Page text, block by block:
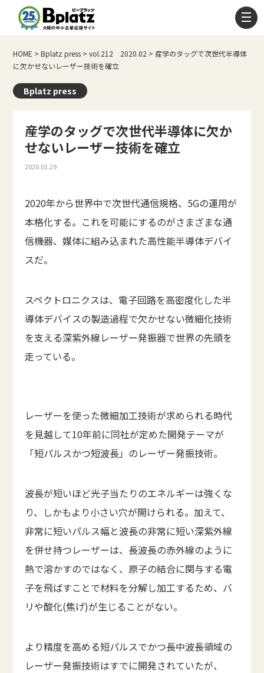
HOME >Bplatz press >vol.212 2020.02 > 産学のタッグで次世代半導体
に欠かせないレーザー技術を確立
Bplatz press
産学のタッグで次世代半導体に欠か
せないレーザー技術を確立
2020.01.29
2020年から世界中で次世代通信規格、5Gの運用が
本格化する。これを可能にするのがさまざまな通
信機器、媒体に組み込まれた高性能半導体デバイ
スだ。
スペクトロニクスは、電子回路を高密度化した半
導体デバイスの製造過程で欠かせない微細化技術
を支える深紫外線レーザー発振器で世界の先頭を
走っている。
レーザーを使った微細加工技術が求められる時代
を見越して10年前に同社が定めた開発テーマが
「短パルスかつ短波長」のレーザー発振技術。
波長が短いほど光子当たりのエネルギーは強くな
り、しかもより小さい穴が開けられる。加えて、
非常に短いパルス幅と波長の非常に短い深紫外線
を併せ持つレーザーは、長波長の赤外線のように
熱で溶かすのではなく、原子の結合に関与する電
子を飛ばすことで材料を分解し加工するため、バ
リや酸化(焦げ)が生じることがない。
より精度を高める短パルスでかつ長中波長領域の
レーザー発振技術はすでに開発されていたが、